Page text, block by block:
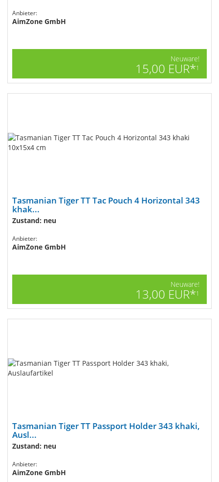
Anbieter:
AimZone GmbH
Neuware!
15,00 EUR*1
Tasmanian Tiger TT Tac Pouch 4 Horizontal 343
khak...
Zustand: neu
Anbieter:
AimZone GmbH
Neuware!
13,00 EUR*1
Tasmanian Tiger TT Passport Holder 343 khaki,
Ausl...
Zustand: neu
Anbieter:
AimZone GmbH